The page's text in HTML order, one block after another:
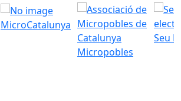
MicroCatalunya
Micropobles
Seu